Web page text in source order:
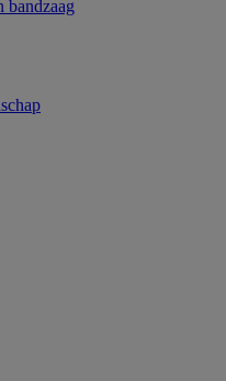
bandzaag